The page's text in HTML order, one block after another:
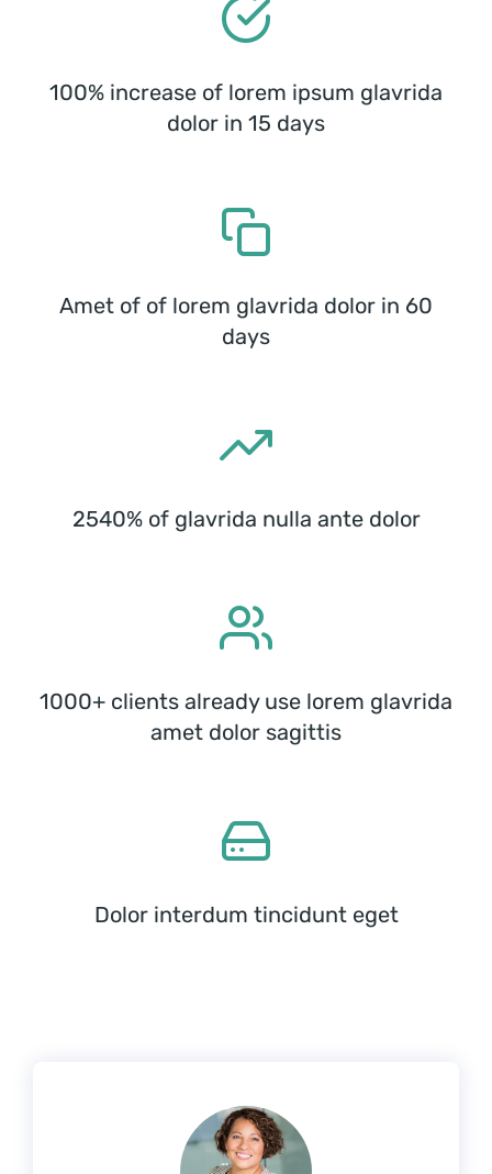
100% increase of lorem ipsum glavrida
dolor in 15 days
Amet of of lorem glavrida dolor in 60
days
2540% of glavrida nulla ante dolor
1000+ clients already use lorem glavrida
amet dolor sagittis
Dolor interdum tincidunt eget